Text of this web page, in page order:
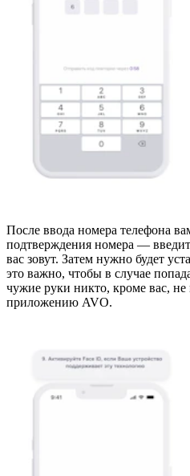
После ввода номера телефона
подтверждения номера —
вас зовут. Затем нужно будет
это важно, чтобы в случае
чужие руки никто, кроме вас, не
приложению AVO.